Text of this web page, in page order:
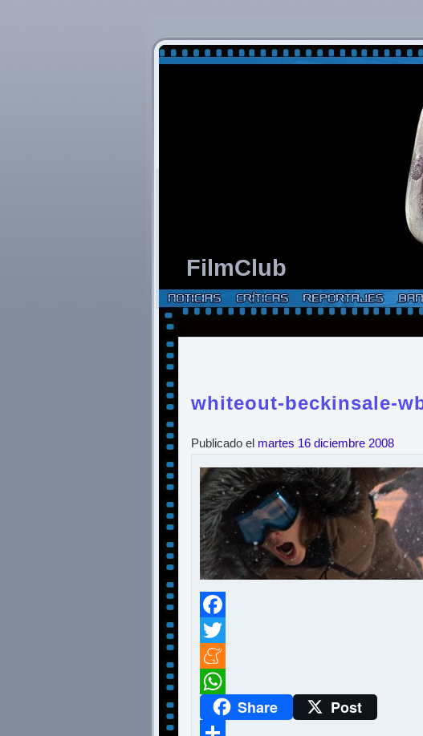
FilmClub
whiteout-beckinsale-
Publicado el martes 16 diciembre 2008
Facebook
Twitter
Meneame
WhatsAppShare Post